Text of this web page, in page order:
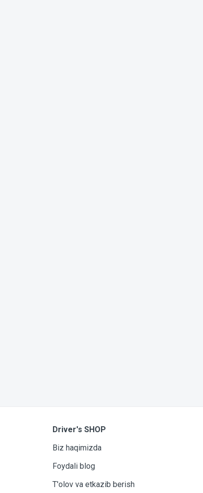
Driver's SHOP
Biz haqimizda
Foydali blog
T'olov va etkazib berish